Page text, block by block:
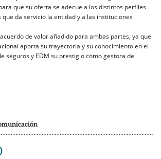
que su oferta se adecue a los distintos perfiles
da servicio la entidad y a las instituciones
de valor añadido para ambas partes, ya que
aporta su trayectoria y su conocimiento en el
seguros y EDM su prestigio como gestora de